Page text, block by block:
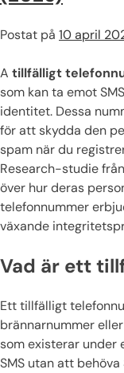
Postat på 10 april
A tillfälligt
som kan ta emot
identitet. Dessa
för att skydda den
spam när du
Research-studie
över hur deras
telefonnummer
växande
Vad är ett
Ett tillfälligt
brännarnummer
som existerar under
SMS utan att